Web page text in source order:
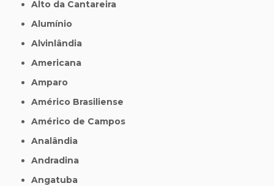
Alto da Cantareira
Alumínio
Alvinlândia
Americana
Amparo
Américo Brasiliense
Américo de Campos
Analândia
Andradina
Angatuba